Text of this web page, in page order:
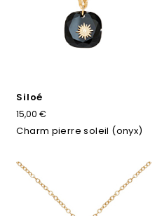
Siloé
15,00 €
Charm pierre soleil (onyx)